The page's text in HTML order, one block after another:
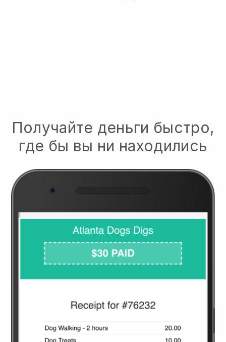
Получайте деньги быстро,
где бы вы ни находились